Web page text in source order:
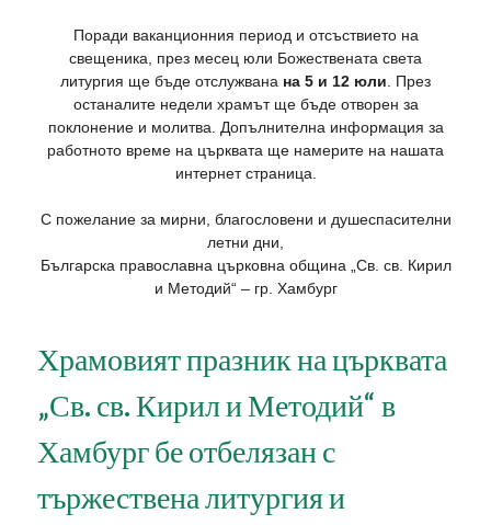
Поради ваканционния период и отсъствието на
свещеника, през месец юли Божествената света
литургия ще бъде отслужвана на 5 и 12 юли . През
останалите недели храмът ще бъде отворен за
поклонение и молитва. Допълнителна информация за
работното време на църквата ще намерите на нашата
интернет страница
С пожелание за мирни, благословени и душеспасителни
летни дни,
Българска православна църковна община „Св. св. Кирил
и Методий“ – гр. Хамбург
Храмовият празник на църквата
„Св. св. Кирил и Методий“ в
Хамбург бе отбелязан с
тържествена литургия и